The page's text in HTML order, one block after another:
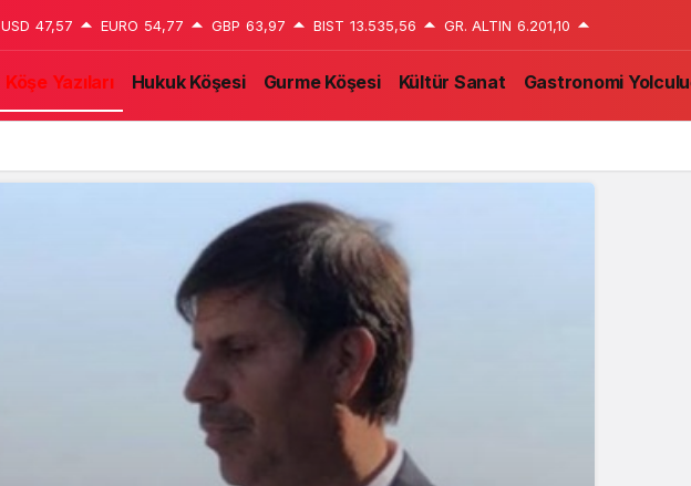
USD 47,57 EURO 54,77 GBP 63,97 BIST 13.535,56 GR. ALTIN 6.201,10
Köşe Yazıları Hukuk Köşesi Gurme Köşesi Kültür Sanat Gastronomi